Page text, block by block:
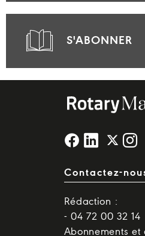
S'ABONNER
Contactez-
Rédaction :
- 04 72 00 32 14
Abonnements et